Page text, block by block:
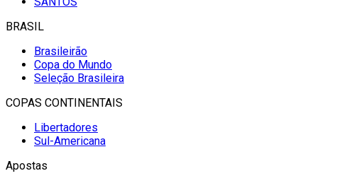
BRASIL
Brasileirão
Copa do Mundo
Seleção Brasileira
COPAS CONTINENTAIS
Libertadores
Sul-Americana
Apostas